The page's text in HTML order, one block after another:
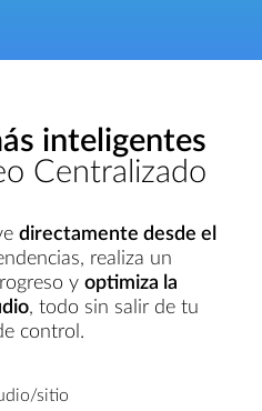
inteligentes
Centralizado
directamente desde el
realiza un
yoptimiza la
, todo sin salir de tu
control.
sitio